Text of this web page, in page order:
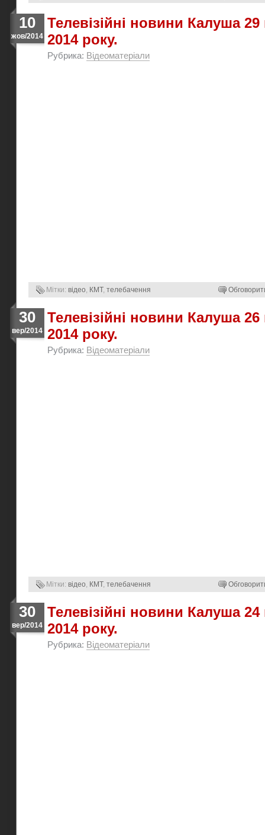
10
жов/2014
Телевізійні новини Калуша
2014 року.
Рубрика: Відеоматеріали
Мітки: відео, КМТ, телебачення
30
вер/2014
Телевізійні новини Калуша
2014 року.
Рубрика: Відеоматеріали
Мітки: відео, КМТ, телебачення
30
вер/2014
Телевізійні новини Калуша
2014 року.
Рубрика: Відеоматеріали